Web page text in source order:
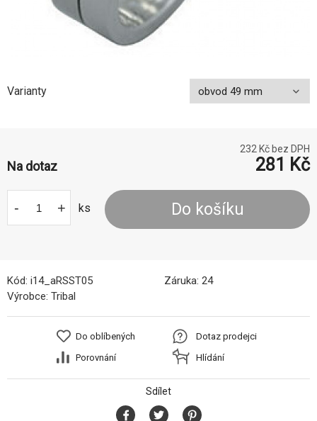
Varianty
232 Kč bez DPH
Na dotaz 281 Kč
- + ks Do košíku
Kód: i14_aRSST05 Záruka: 24
Výrobce: Tribal
Do oblíbených
Porovnání
Dotaz prodejci
Hlídání
Sdílet